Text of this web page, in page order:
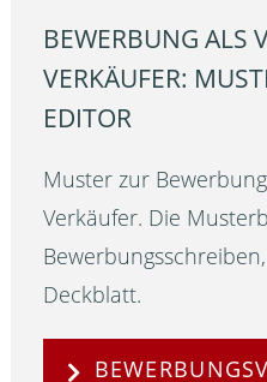
BEWERBUNG ALS
VERKÄUFER:
EDITOR
Muster zur
Verkäufer. Die
Deckblatt.